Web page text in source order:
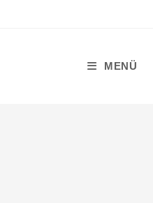
MENÜ